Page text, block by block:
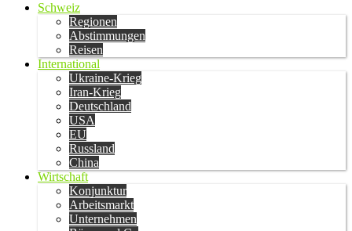
Schweiz
Regionen
Abstimmungen
Reisen
International
Ukraine-Krieg
Iran-Krieg
Deutschland
USA
EU
Russland
China
Wirtschaft
Konjunktur
Arbeitsmarkt
Unternehmen